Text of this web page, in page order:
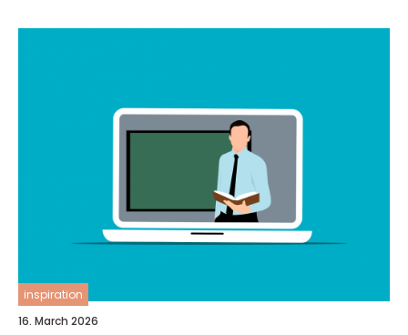
inspiration
16. March 2026